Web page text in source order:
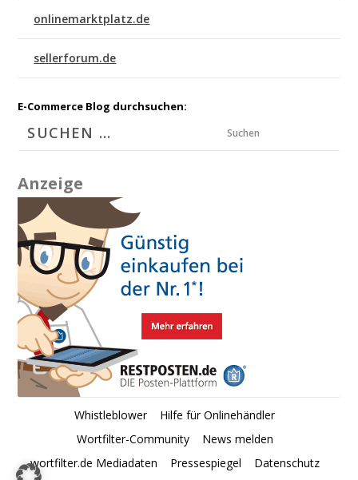
onlinemarktplatz.de
sellerforum.de
E-Commerce Blog durchsuchen:
Suchen
Anzeige
Whistleblower
Hilfe für Onlinehändler
Wortfilter-Community
News melden
wortfilter.de Mediadaten
Pressespiegel
Datenschutz